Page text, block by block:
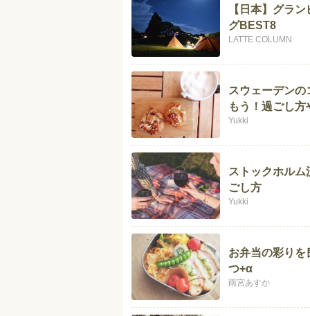
【日本】グラ
グBEST8
LATTE COLUMN
スウェーデン
もう！過ごし
Yukki
ストックホル
ごし方
Yukki
お弁当の彩りを
つ+α
雨宮あすか